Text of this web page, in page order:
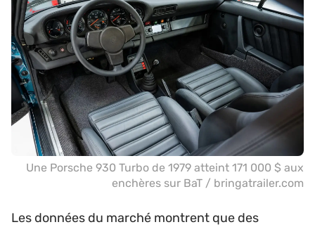
Une Porsche 930 Turbo de 1979 atteint 171 000 $ aux
enchères sur BaT / bringatrailer.com
Les données du marché montrent que des